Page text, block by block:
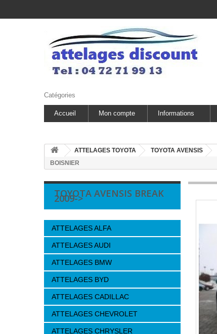
Catégories
Accueil Mon compte Informations
ATTELAGES TOYOTA TOYOTA AVENSIS
BOISNIER
TOYOTA AVENSIS BREAK
2009->
ATTELAGES ALFA
ATTELAGES AUDI
ATTELAGES BMW
ATTELAGES BYD
ATTELAGES CADILLAC
ATTELAGES CHEVROLET
ATTELAGES CHRYSLER